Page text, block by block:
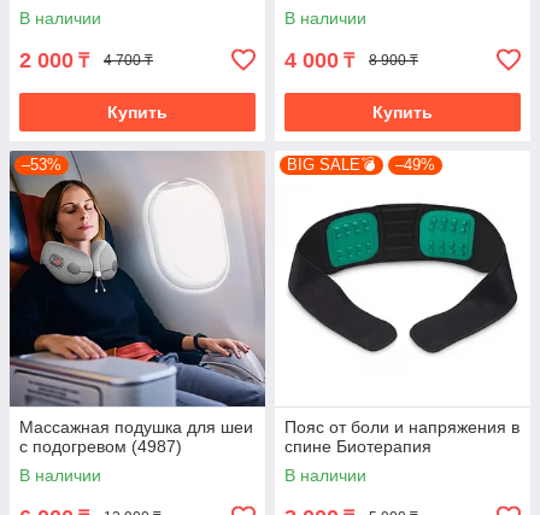
В наличии
2 000 ₸ 4 700 ₸
Купить
В наличии
4 000 ₸ 8 900 ₸
Купить
–53%
Массажная подушка для шеи
с подогревом (4987)
В наличии
BIG SALE💣 –49%
Пояс от боли и напряжения в
спине Биотерапия
В наличии